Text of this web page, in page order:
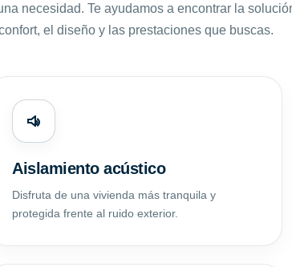
necesidad. Te ayudamos a encontrar la
el diseño y las prestaciones que buscas.
Aislamiento acústico
Disfruta de una vivienda más tranquila y
protegida frente al ruido exterior.